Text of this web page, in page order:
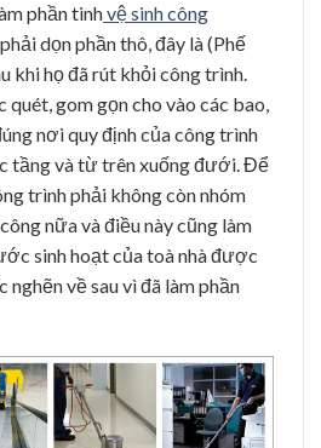
phần tinhvệ sinh công
dọn phần thô, đây là (Phế
khi họ đã rút khỏi công trình.
gom gọn cho vào các bao,
nơi quy định của công trình
tầng và từ trên xuống đưới. Để
trình phải không còn nhóm
nữa và điều này cũng làm
sinh hoạt của toà nhà được
về sau vì đã làm phần